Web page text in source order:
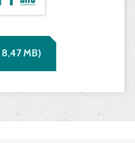
8,47MB)